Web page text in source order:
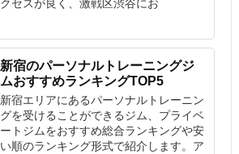
クセスが良く、激戦区渋谷にお
新宿のパーソナルトレーニングジ
ムおすすめランキングTOP5
新宿エリアにあるパーソナルトレーニン
グを受けることができるジム、プライベ
ートジムをおすすめ総合ランキングや安
い順のランキング形式で紹介します。ア